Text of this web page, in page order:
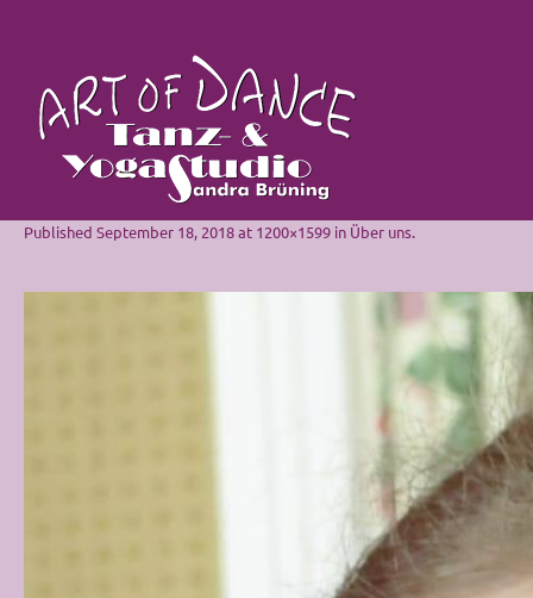
Published September 18, 2018at 1200×1599 in Über uns.